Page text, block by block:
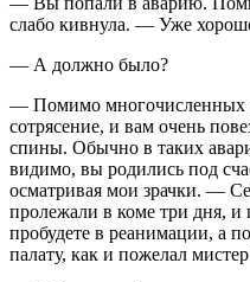
слабо кивнула. — Уже
— А должно было?
— Помимо многочисленных
сотрясение, и вам очень
спины. Обычно в таких
видимо, вы родились под
осматривая мои зрачки. —
пролежали в коме три дня,
пробудете в реанимации, а
палату, как и пожелал